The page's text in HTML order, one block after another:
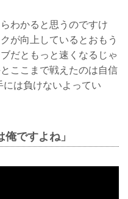
わかると思うのですけ
が向上しているとおもう
だともっと速くなるじゃ
ここまで戦えたのは自信
は負けないよってい
ですよね」